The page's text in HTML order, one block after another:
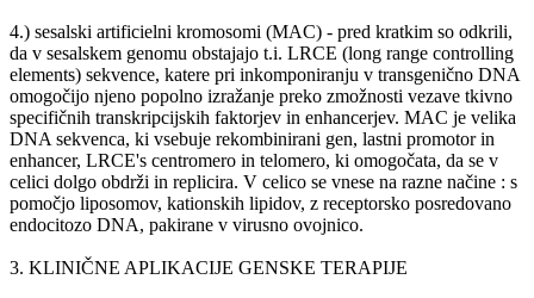
4.) sesalski artificielni kromosomi (MAC) - pred kratkim so odkrili,
da v sesalskem genomu obstajajo t.i. LRCE (long range controlling
elements) sekvence, katere pri inkomponiranju v transgenično DNA
omogočijo njeno popolno izražanje preko zmožnosti vezave tkivno
specifičnih transkripcijskih faktorjev in enhancerjev. MAC je velika
DNA sekvenca, ki vsebuje rekombinirani gen, lastni promotor in
enhancer, LRCE's centromero in telomero, ki omogočata, da se v
celici dolgo obdrži in replicira. V celico se vnese na razne načine : s
pomočjo liposomov, kationskih lipidov, z receptorsko posredovano
endocitozo DNA, pakirane v virusno ovojnico.
3. KLINIČNE APLIKACIJE GENSKE TERAPIJE